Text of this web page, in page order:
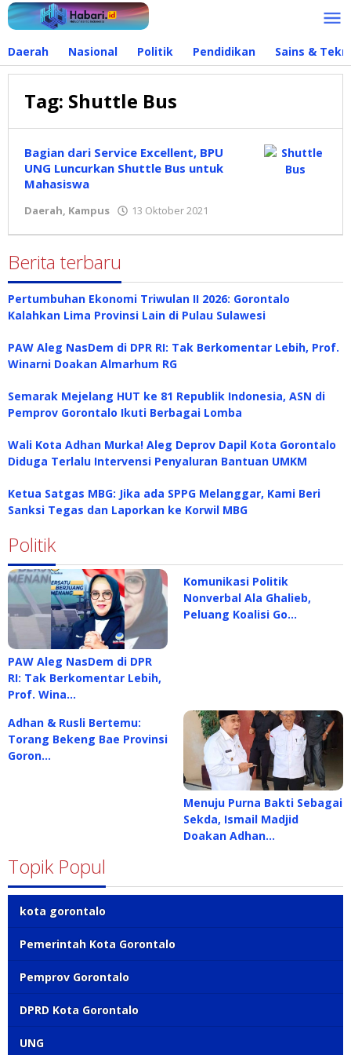
Lewati
ke
Daerah Nasional Politik Pendidikan Sains &
Tag: Shuttle Bus
Bagian dari Service Excellent, BPU
UNG Luncurkan Shuttle Bus untuk
Mahasiswa
Daerah, Kampus 13 Oktober 2021
Berita terbaru
Pertumbuhan Ekonomi Triwulan II 2026: Gorontalo
Kalahkan Lima Provinsi Lain di Pulau Sulawesi
PAW Aleg NasDem di DPR RI: Tak Berkomentar Lebih, Prof.
Winarni Doakan Almarhum RG
Semarak Mejelang HUT ke 81 Republik Indonesia, ASN di
Pemprov Gorontalo Ikuti Berbagai Lomba
Wali Kota Adhan Murka! Aleg Deprov Dapil Kota Gorontalo
Diduga Terlalu Intervensi Penyaluran Bantuan UMKM
Ketua Satgas MBG: Jika ada SPPG Melanggar, Kami Beri
Sanksi Tegas dan Laporkan ke Korwil MBG
Politik
PAW Aleg NasDem di DPR
RI: Tak Berkomentar Lebih,
Prof. Wina…
Komunikasi Politik
Nonverbal Ala Ghalieb,
Peluang Koalisi Go…
Adhan & Rusli Bertemu:
Torang Bekeng Bae Provinsi
Goron…
Menuju Purna Bakti Sebagai
Sekda, Ismail Madjid
Doakan Adhan…
Topik Popul
kota gorontalo
Pemerintah Kota Gorontalo
Pemprov Gorontalo
DPRD Kota Gorontalo
UNG